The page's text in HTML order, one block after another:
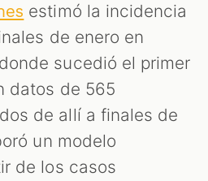
estimó la incidencia
de enero en
sucedió el primer
datos de 565
de allí a finales de
un modelo
de los casos